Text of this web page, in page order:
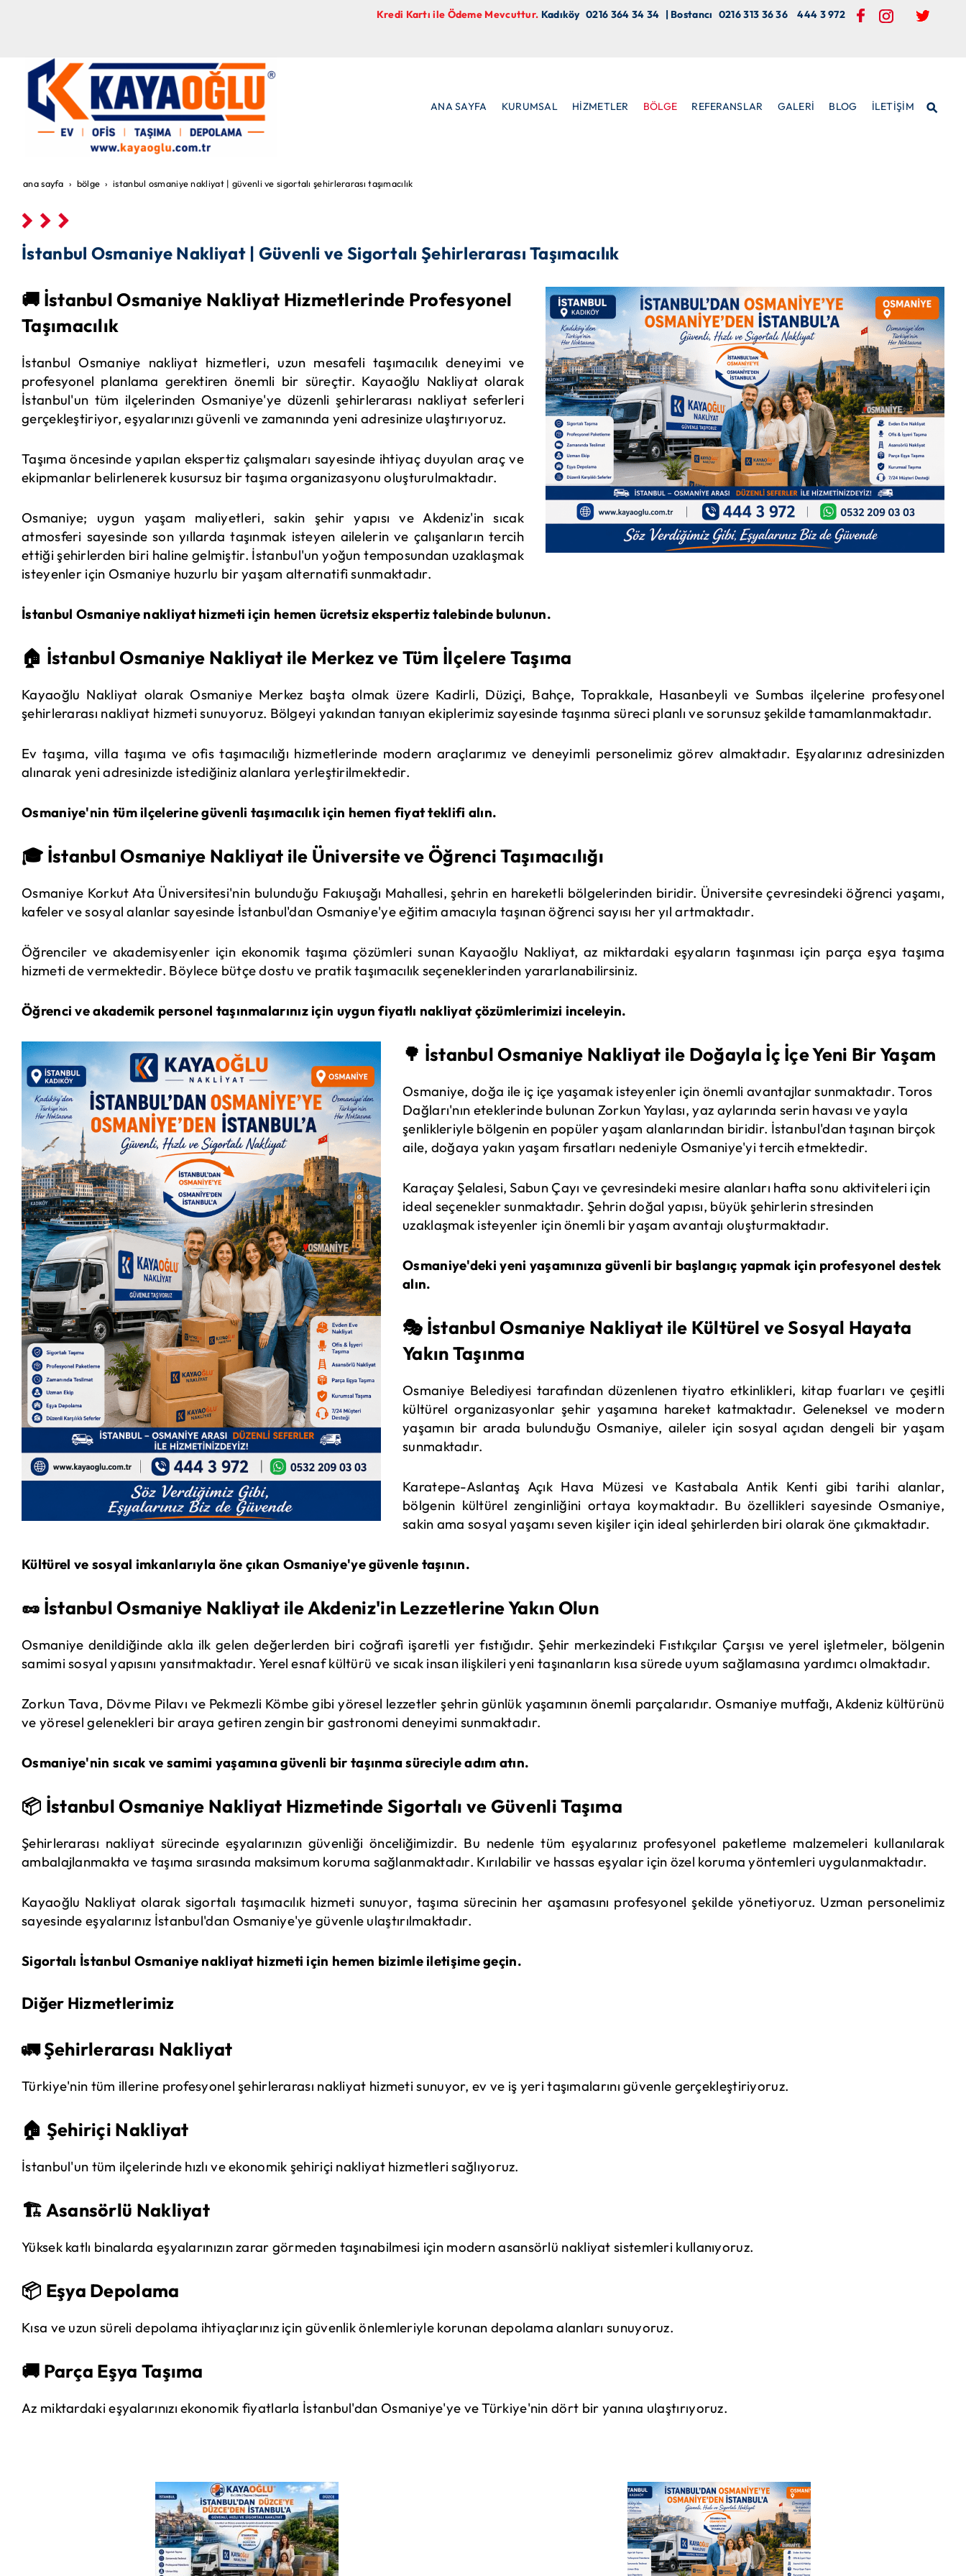
Kredi Kartı ile Ödeme Mevcuttur. Kadıköy 0216 364 34 34 | Bostancı 0216 313 36 36 444 3 972
ANA SAYFA KURUMSAL HİZMETLER BÖLGE REFERANSLAR GALERİ BLOG İLETİŞİM
ana sayfa bölge i̇stanbul osmaniye nakliyat | güvenli ve sigortalı şehirlerarası taşımacılık
İstanbul Osmaniye Nakliyat | Güvenli ve Sigortalı Şehirlerarası Taşımacılık
🚚 İstanbul Osmaniye Nakliyat Hizmetlerinde Profesyonel
Taşımacılık
İstanbul Osmaniye nakliyat hizmetleri, uzun mesafeli taşımacılık deneyimi ve
profesyonel planlama gerektiren önemli bir süreçtir. Kayaoğlu Nakliyat olarak
İstanbul'un tüm ilçelerinden Osmaniye'ye düzenli şehirlerarası nakliyat seferleri
gerçekleştiriyor, eşyalarınızı güvenli ve zamanında yeni adresinize ulaştırıyoruz.
Taşıma öncesinde yapılan ekspertiz çalışmaları sayesinde ihtiyaç duyulan araç ve
ekipmanlar belirlenerek kusursuz bir taşıma organizasyonu oluşturulmaktadır.
Osmaniye; uygun yaşam maliyetleri, sakin şehir yapısı ve Akdeniz'in sıcak
atmosferi sayesinde son yıllarda taşınmak isteyen ailelerin ve çalışanların tercih
ettiği şehirlerden biri haline gelmiştir. İstanbul'un yoğun temposundan uzaklaşmak
isteyenler için Osmaniye huzurlu bir yaşam alternatifi sunmaktadır.
İstanbul Osmaniye nakliyat hizmeti için hemen ücretsiz ekspertiz talebinde bulunun.
🏠 İstanbul Osmaniye Nakliyat ile Merkez ve Tüm İlçelere Taşıma
Kayaoğlu Nakliyat olarak Osmaniye Merkez başta olmak üzere Kadirli, Düziçi, Bahçe, Toprakkale, Hasanbeyli ve Sumbas ilçelerine profesyonel
şehirlerarası nakliyat hizmeti sunuyoruz. Bölgeyi yakından tanıyan ekiplerimiz sayesinde taşınma süreci planlı ve sorunsuz şekilde tamamlanmaktadır.
Ev taşıma, villa taşıma ve ofis taşımacılığı hizmetlerinde modern araçlarımız ve deneyimli personelimiz görev almaktadır. Eşyalarınız adresinizden
alınarak yeni adresinizde istediğiniz alanlara yerleştirilmektedir.
Osmaniye'nin tüm ilçelerine güvenli taşımacılık için hemen fiyat teklifi alın.
🎓 İstanbul Osmaniye Nakliyat ile Üniversite ve Öğrenci Taşımacılığı
Osmaniye Korkut Ata Üniversitesi'nin bulunduğu Fakıuşağı Mahallesi, şehrin en hareketli bölgelerinden biridir. Üniversite çevresindeki öğrenci yaşamı,
kafeler ve sosyal alanlar sayesinde İstanbul'dan Osmaniye'ye eğitim amacıyla taşınan öğrenci sayısı her yıl artmaktadır.
Öğrenciler ve akademisyenler için ekonomik taşıma çözümleri sunan Kayaoğlu Nakliyat, az miktardaki eşyaların taşınması için parça eşya taşıma
hizmeti de vermektedir. Böylece bütçe dostu ve pratik taşımacılık seçeneklerinden yararlanabilirsiniz.
Öğrenci ve akademik personel taşınmalarınız için uygun fiyatlı nakliyat çözümlerimizi inceleyin.
🌳 İstanbul Osmaniye Nakliyat ile Doğayla İç İçe Yeni Bir Yaşam
Osmaniye, doğa ile iç içe yaşamak isteyenler için önemli avantajlar sunmaktadır. Toros
Dağları'nın eteklerinde bulunan Zorkun Yaylası, yaz aylarında serin havası ve yayla
şenlikleriyle bölgenin en popüler yaşam alanlarından biridir. İstanbul'dan taşınan birçok
aile, doğaya yakın yaşam fırsatları nedeniyle Osmaniye'yi tercih etmektedir.
Karaçay Şelalesi, Sabun Çayı ve çevresindeki mesire alanları hafta sonu aktiviteleri için
ideal seçenekler sunmaktadır. Şehrin doğal yapısı, büyük şehirlerin stresinden
uzaklaşmak isteyenler için önemli bir yaşam avantajı oluşturmaktadır.
Osmaniye'deki yeni yaşamınıza güvenli bir başlangıç yapmak için profesyonel destek
alın.
🎭 İstanbul Osmaniye Nakliyat ile Kültürel ve Sosyal Hayata
Yakın Taşınma
Osmaniye Belediyesi tarafından düzenlenen tiyatro etkinlikleri, kitap fuarları ve çeşitli
kültürel organizasyonlar şehir yaşamına hareket katmaktadır. Geleneksel ve modern
yaşamın bir arada bulunduğu Osmaniye, aileler için sosyal açıdan dengeli bir yaşam
sunmaktadır.
Karatepe-Aslantaş Açık Hava Müzesi ve Kastabala Antik Kenti gibi tarihi alanlar,
bölgenin kültürel zenginliğini ortaya koymaktadır. Bu özellikleri sayesinde Osmaniye,
sakin ama sosyal yaşamı seven kişiler için ideal şehirlerden biri olarak öne çıkmaktadır.
Kültürel ve sosyal imkanlarıyla öne çıkan Osmaniye'ye güvenle taşının.
🥜 İstanbul Osmaniye Nakliyat ile Akdeniz'in Lezzetlerine Yakın Olun
Osmaniye denildiğinde akla ilk gelen değerlerden biri coğrafi işaretli yer fıstığıdır. Şehir merkezindeki Fıstıkçılar Çarşısı ve yerel işletmeler, bölgenin
samimi sosyal yapısını yansıtmaktadır. Yerel esnaf kültürü ve sıcak insan ilişkileri yeni taşınanların kısa sürede uyum sağlamasına yardımcı olmaktadır.
Zorkun Tava, Dövme Pilavı ve Pekmezli Kömbe gibi yöresel lezzetler şehrin günlük yaşamının önemli parçalarıdır. Osmaniye mutfağı, Akdeniz kültürünü
ve yöresel gelenekleri bir araya getiren zengin bir gastronomi deneyimi sunmaktadır.
Osmaniye'nin sıcak ve samimi yaşamına güvenli bir taşınma süreciyle adım atın.
📦 İstanbul Osmaniye Nakliyat Hizmetinde Sigortalı ve Güvenli Taşıma
Şehirlerarası nakliyat sürecinde eşyalarınızın güvenliği önceliğimizdir. Bu nedenle tüm eşyalarınız profesyonel paketleme malzemeleri kullanılarak
ambalajlanmakta ve taşıma sırasında maksimum koruma sağlanmaktadır. Kırılabilir ve hassas eşyalar için özel koruma yöntemleri uygulanmaktadır.
Kayaoğlu Nakliyat olarak sigortalı taşımacılık hizmeti sunuyor, taşıma sürecinin her aşamasını profesyonel şekilde yönetiyoruz. Uzman personelimiz
sayesinde eşyalarınız İstanbul'dan Osmaniye'ye güvenle ulaştırılmaktadır.
Sigortalı İstanbul Osmaniye nakliyat hizmeti için hemen bizimle iletişime geçin.
Diğer Hizmetlerimiz
🚛 Şehirlerarası Nakliyat
Türkiye'nin tüm illerine profesyonel şehirlerarası nakliyat hizmeti sunuyor, ev ve iş yeri taşımalarını güvenle gerçekleştiriyoruz.
🏠 Şehiriçi Nakliyat
İstanbul'un tüm ilçelerinde hızlı ve ekonomik şehiriçi nakliyat hizmetleri sağlıyoruz.
🏗️ Asansörlü Nakliyat
Yüksek katlı binalarda eşyalarınızın zarar görmeden taşınabilmesi için modern asansörlü nakliyat sistemleri kullanıyoruz.
📦 Eşya Depolama
Kısa ve uzun süreli depolama ihtiyaçlarınız için güvenlik önlemleriyle korunan depolama alanları sunuyoruz.
🚚 Parça Eşya Taşıma
Az miktardaki eşyalarınızı ekonomik fiyatlarla İstanbul'dan Osmaniye'ye ve Türkiye'nin dört bir yanına ulaştırıyoruz.